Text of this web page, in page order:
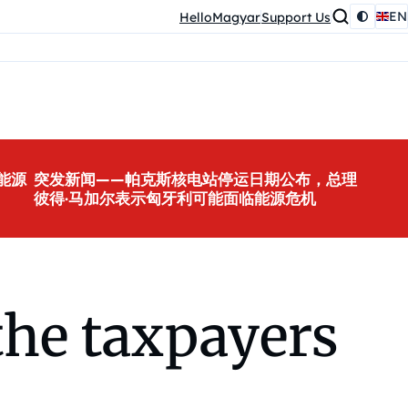
HelloMagyarSupport Us EN
源 突发新闻——帕克斯核电站停运日期公布，总理
彼得·马加尔表示匈牙利可能面临能源危机
taxpayers